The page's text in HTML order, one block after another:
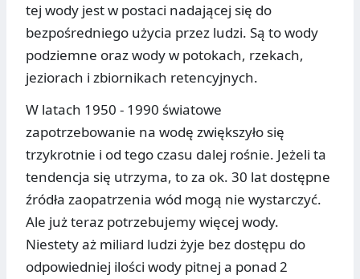
tej wody jest w postaci nadającej się do
bezpośredniego użycia przez ludzi. Są to wody
podziemne oraz wody w potokach, rzekach,
jeziorach i zbiornikach retencyjnych.
W latach 1950 - 1990 światowe
zapotrzebowanie na wodę zwiększyło się
trzykrotnie i od tego czasu dalej rośnie. Jeżeli ta
tendencja się utrzyma, to za ok. 30 lat dostępne
źródła zaopatrzenia wód mogą nie wystarczyć.
Ale już teraz potrzebujemy więcej wody.
Niestety aż miliard ludzi żyje bez dostępu do
odpowiedniej ilości wody pitnej a ponad 2